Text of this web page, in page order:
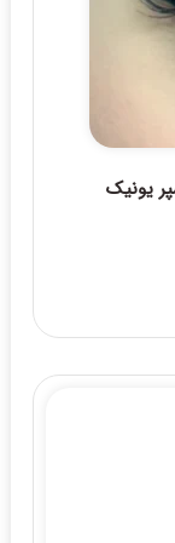
یونیک
ریال